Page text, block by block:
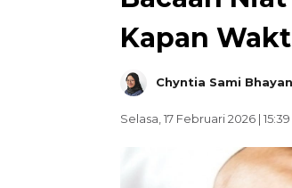
Kapan
Chyntia Sami
Selasa, 17 Februari 2026 |